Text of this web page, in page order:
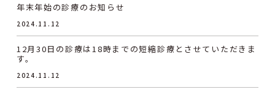
年末年始の診療のお知らせ
2024.11.12
12月30日の診療は18時までの短縮診療とさせていただきま
す。
2024.11.12